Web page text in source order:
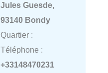
Jules Guesde,
93140 Bondy
Quartier :
Téléphone :
+33148470231